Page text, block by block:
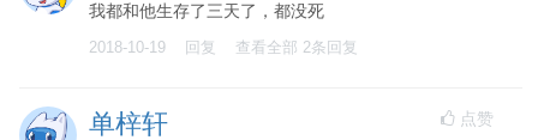
我都和他生存了三天了，都没死
2018-10-19 回复 查看全部 2条回复
单梓轩 点赞